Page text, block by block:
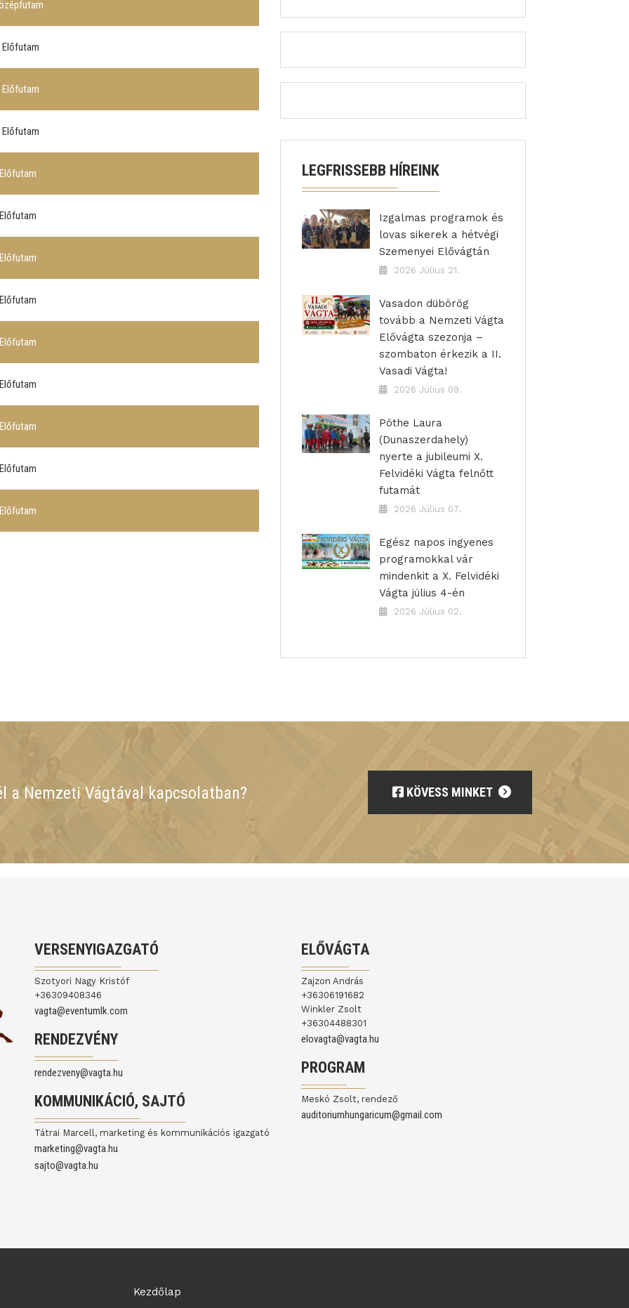
Előfutam
Előfutam
Előfutam
LEGFRISSEBB HÍREINK
Izgalmas programok és
lovas sikerek a hétvégi
Szemenyei Elővágtán
2026 Július 21.
Vasadon dübörög
tovább a Nemzeti Vágta
Elővágta szezonja –
szombaton érkezik a II.
Vasadi Vágta!
2026 Július 09.
Pöthe Laura
(Dunaszerdahely)
nyerte a jubileumi X.
Felvidéki Vágta felnőtt
futamát
2026 Július 07.
Egész napos ingyenes
programokkal vár
mindenkit a X. Felvidéki
Vágta július 4-én
2026 Július 02.
a Nemzeti Vágtával kapcsolatban? KÖVESS MINKET
VERSENYIGAZGATÓ
Szotyori Nagy Kristóf
+36309408346
vagta@eventumlk.com
RENDEZVÉNY
rendezveny@vagta.hu
KOMMUNIKÁCIÓ, SAJTÓ
Tátrai Marcell, marketing és kommunikációs igazgató
marketing@vagta.hu
sajto@vagta.hu
ELŐVÁGTA
Zajzon András
+36306191682
Winkler Zsolt
+36304488301
elovagta@vagta.hu
PROGRAM
Meskó Zsolt, rendező
auditoriumhungaricum@gmail.com
Kezdőlap